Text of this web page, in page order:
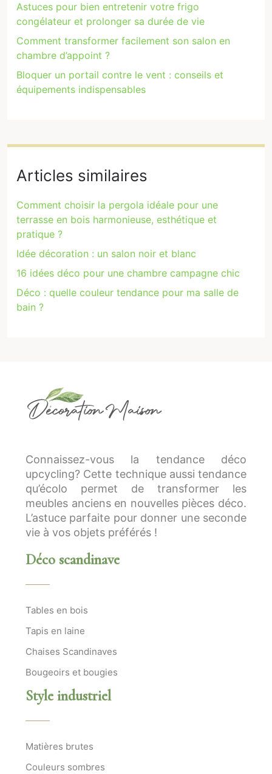
Astuces pour bien entretenir votre frigo
congélateur et prolonger sa durée de vie
Comment transformer facilement son salon en
chambre d’appoint ?
Bloquer un portail contre le vent : conseils et
équipements indispensables
Articles similaires
Comment choisir la pergola idéale pour une
terrasse en bois harmonieuse, esthétique et
pratique ?
Idée décoration : un salon noir et blanc
16 idées déco pour une chambre campagne chic
Déco : quelle couleur tendance pour ma salle de
bain ?
Connaissez-vous la tendance déco
upcycling? Cette technique aussi tendance
qu’écolo permet de transformer les
meubles anciens en nouvelles pièces déco.
L’astuce parfaite pour donner une seconde
vie à vos objets préférés !
Déco scandinave
Tables en bois
Tapis en laine
Chaises Scandinaves
Bougeoirs et bougies
Style industriel
Matières brutes
Couleurs sombres